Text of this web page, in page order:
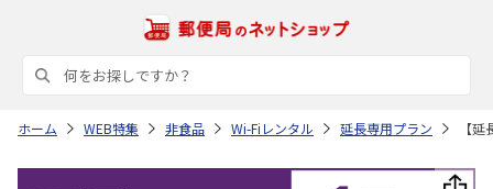
ホーム WEB特集 非食品 Wi-Fiレンタル 延長専用プラン 【